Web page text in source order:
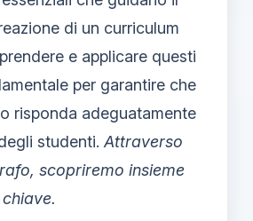
di un curriculum
e applicare questi
per garantire che
risponda adeguatamente
studenti. Attraverso
scopriremo insieme